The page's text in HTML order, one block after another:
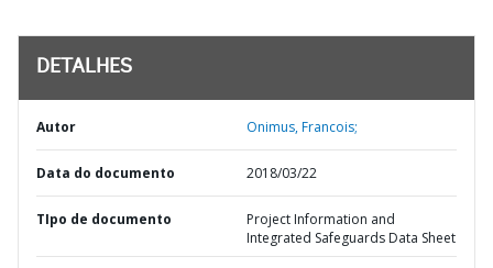
DETALHES
Autor Onimus, Francois;
Data do documento 2018/03/22
TIpo de documento
Project Information and
Integrated Safeguards Data Sheet